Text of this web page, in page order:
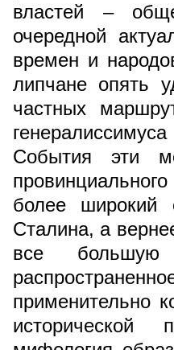
властей –
очередной
времен и
липчане опять
частных
События эти
более широкий
Сталина, а
все большую
применительно
исторической